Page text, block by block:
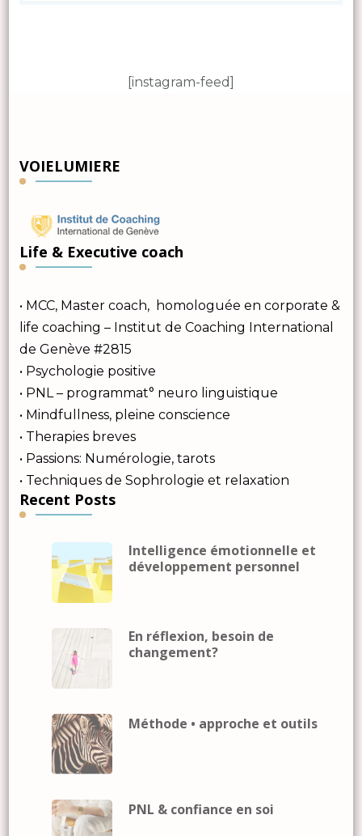
[instagram-feed]
VOIELUMIERE
Life & Executive coach
• MCC, Master coach, homologuée en corporate &
life coaching – Institut de Coaching International
de Genève #2815
• Psychologie positive
• PNL – programmat° neuro linguistique
• Mindfullness, pleine conscience
• Therapies breves
• Passions: Numérologie, tarots
• Techniques de Sophrologie et relaxation
Recent Posts
Intelligence émotionnelle et
développement personnel
En réflexion, besoin de
changement?
Méthode • approche et outils
PNL & confiance en soi